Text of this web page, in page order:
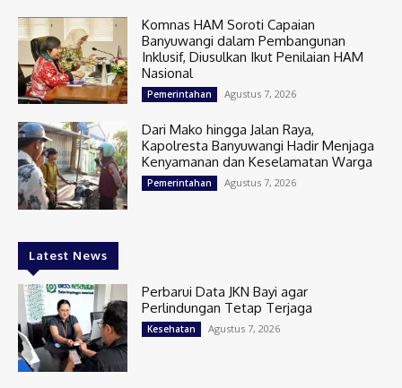
Komnas HAM Soroti Capaian
Banyuwangi dalam Pembangunan
Inklusif, Diusulkan Ikut Penilaian HAM
Nasional
Pemerintahan Agustus 7, 2026
Dari Mako hingga Jalan Raya,
Kapolresta Banyuwangi Hadir Menjaga
Kenyamanan dan Keselamatan Warga
Pemerintahan Agustus 7, 2026
Latest News
Perbarui Data JKN Bayi agar
Perlindungan Tetap Terjaga
Kesehatan Agustus 7, 2026